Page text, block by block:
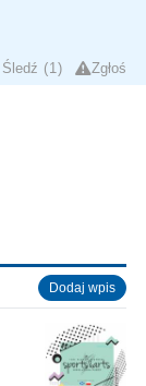
Śledź 1 Zgłoś
Dodaj wpis